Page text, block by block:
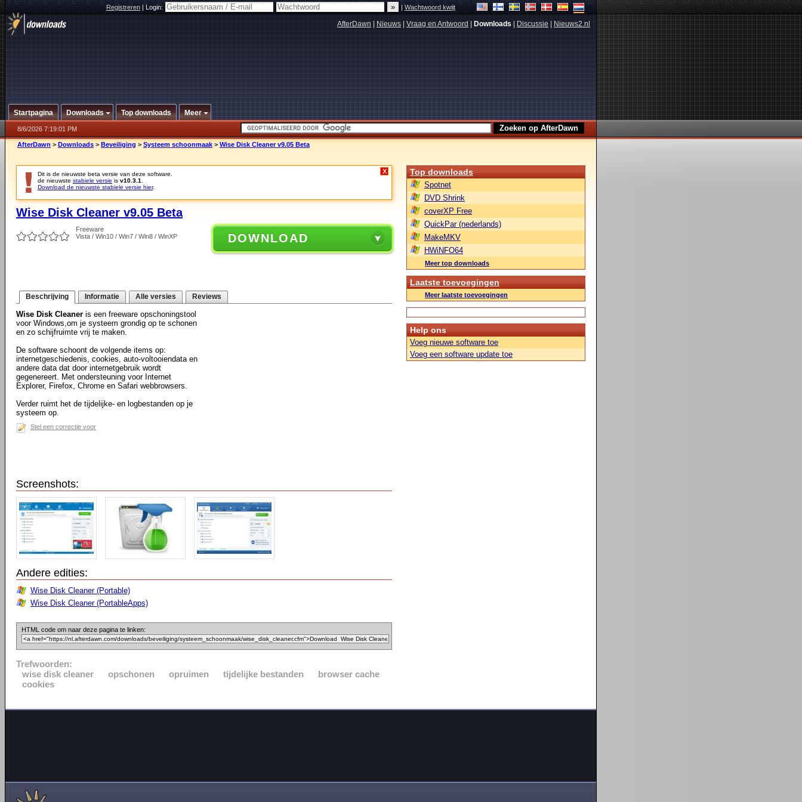
Registreren|Login: |Wachtwoord kwijt
AfterDawn Nieuws Vraag en Antwoord Downloads Discussie Nieuws2.nl
Startpagina Downloads Top downloads Meer
8/6/2026 7:19:01 PM
AfterDawn > Downloads > Beveiliging > Systeem schoonmaak > Wise Disk Cleaner v9.05 Beta
Dit is de nieuwste beta versie van deze software.
de nieuwste stabiele versie is v10.3.1
Download de nieuwste stabiele versie hier.
X
Wise Disk Cleaner v9.05 Beta
Freeware
Vista / Win10 / Win7 / Win8 / WinXP
DOWNLOAD
Beschrijving Informatie Alle versies Reviews
Wise Disk Cleaner is een freeware opschoningstool
voor Windows,om je systeem grondig op te schonen
en zo schijfruimte vrij te maken.
De software schoont de volgende items op:
internetgeschiedenis, cookies, auto-voltooiendata en
andere data dat door internetgebruik wordt
gegenereert. Met ondersteuning voor Internet
Explorer, Firefox, Chrome en Safari webbrowsers.
Verder ruimt het de tijdelijke- en logbestanden op je
systeem op.
Stel een correctie voor
Screenshots:
Andere edities:
Wise Disk Cleaner (Portable)
Wise Disk Cleaner (PortableApps)
HTML code om naar deze pagina te linken:
Trefwoorden:
wise disk cleaner
opschonen opruimen tijdelijke bestanden
browser cache
cookies
Top downloads
Spotnet
DVD Shrink
coverXP Free
QuickPar (nederlands)
MakeMKV
HWiNFO64
Meer top downloads
Laatste toevoegingen
Meer laatste toevoegingen
Help ons
Voeg nieuwe software toe
Voeg een software update toe